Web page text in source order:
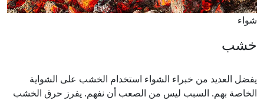
شواء
خشب
يفضل العديد من خبراء الشواء استخدام الخشب على الشواية
الخاصة بهم. السبب ليس من الصعب أن نفهم. يفرز حرق الخشب